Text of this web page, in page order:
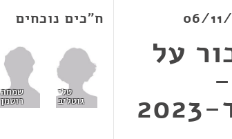
על
שופטים (תיקון מס' 5 -
ח"כים נוכחים
טלי
גוטליב
שמחה
רוטמן